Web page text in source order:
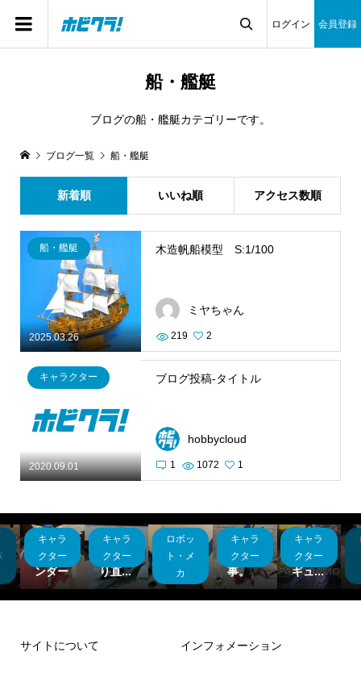
ログイン 会員登録
船・艦艇
ブログの船・艦艇カテゴリーです。
ブログ一覧 船・艦艇
新着順 いいね順 アクセス数順
2025.03.26
船・艦艇 木造帆船模型 S:1/100
ミヤちゃん
219 2
2020.09.01
キャラクター ブログ投稿-タイトル
hobbycloud
1 1072 1
キャラ
クター
ウイン
グバイ
ンダー
キャラ
クター
やり直
しのや
り直...
ロボッ
ト・メ
カ
プラマ
ック
ス ...
キャラ
クター
最近や
ってた
事。
キャラ
クター
バンダ
イフィ
ギュ...
サイトについて インフォメーション